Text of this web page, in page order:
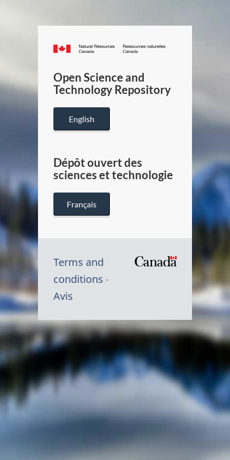
Canada.ca
/
Canada
Open Science and
Technology Repository
English
Dépôt ouvert des
sciences et technologie
Français
Terms and
conditions
Avis
Symbole
du
Canada